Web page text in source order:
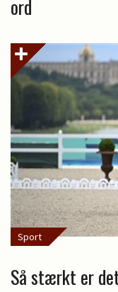
ord
Sport
Så stærkt er